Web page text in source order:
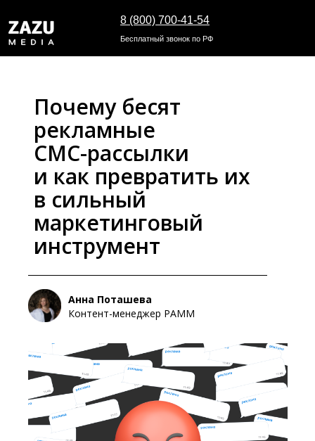
8 (800) 700-41-54
Бесплатный звонок по РФ
Анна Поташева
Контент-менеджер РАММ
Почему бесят
рекламные
СМС-рассылки
и как превратить их
в сильный
маркетинговый
инструмент